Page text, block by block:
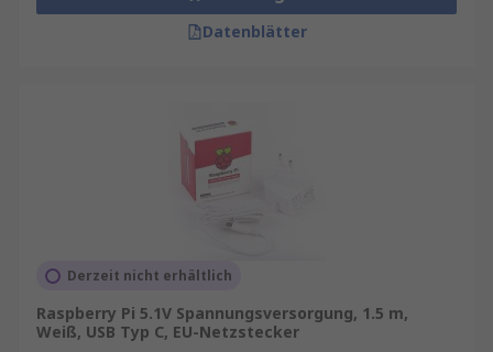
Datenblätter
Derzeit nicht erhältlich
Raspberry Pi 5.1V Spannungsversorgung, 1.5 m,
Weiß, USB Typ C, EU-Netzstecker